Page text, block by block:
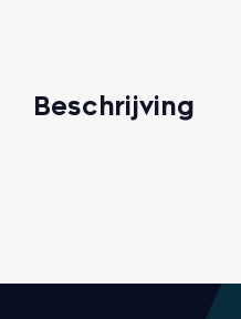
Beschrijving